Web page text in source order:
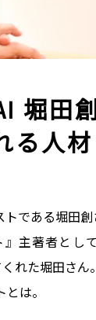
堀田
る人材
である堀田創
主著者として
くれた堀田さ
――。